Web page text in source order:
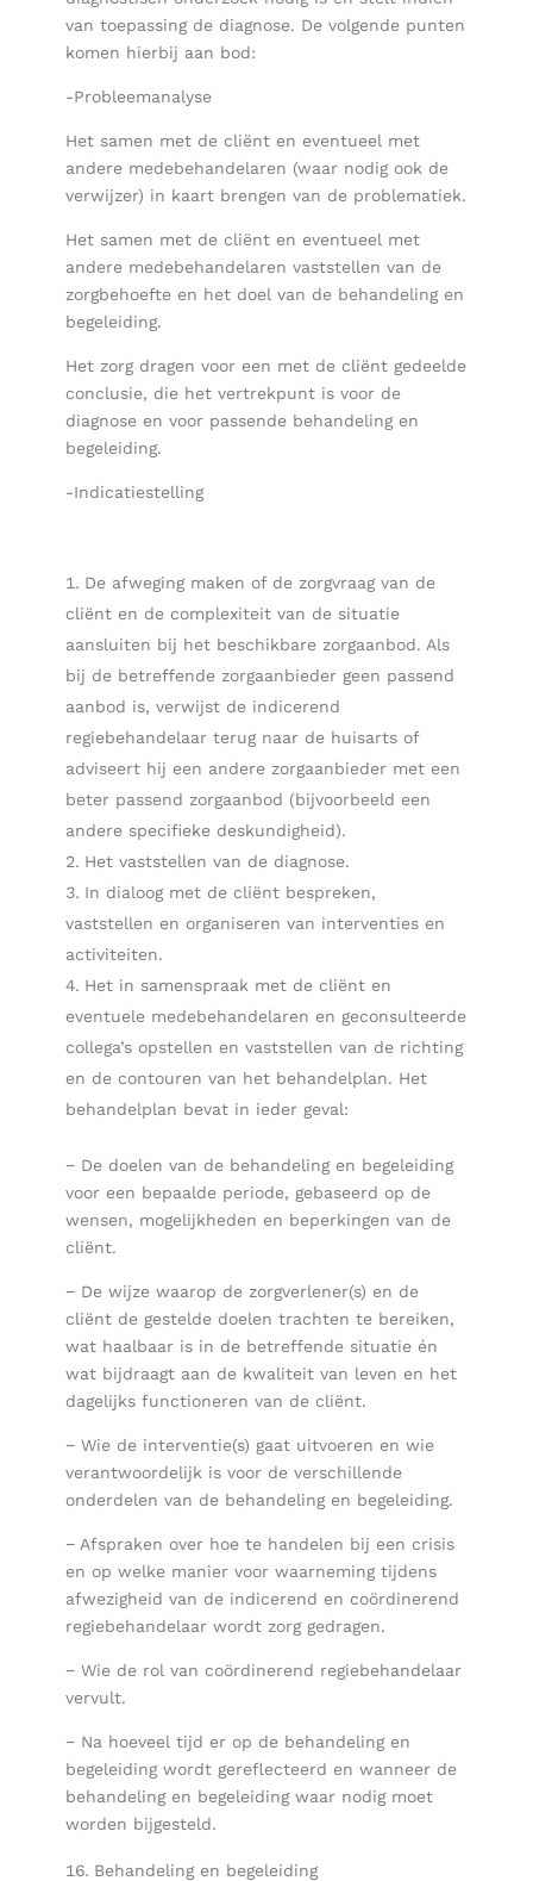
van toepassing de diagnose. De volgende punten
komen hierbij aan bod:
-Probleemanalyse
Het samen met de cliënt en eventueel met
andere medebehandelaren (waar nodig ook de
verwijzer) in kaart brengen van de problematiek.
Het samen met de cliënt en eventueel met
andere medebehandelaren vaststellen van de
zorgbehoefte en het doel van de behandeling en
begeleiding.
Het zorg dragen voor een met de cliënt gedeelde
conclusie, die het vertrekpunt is voor de
diagnose en voor passende behandeling en
begeleiding.
-Indicatiestelling
De afweging maken of de zorgvraag van de
cliënt en de complexiteit van de situatie
aansluiten bij het beschikbare zorgaanbod. Als
bij de betreffende zorgaanbieder geen passend
aanbod is, verwijst de indicerend
regiebehandelaar terug naar de huisarts of
adviseert hij een andere zorgaanbieder met een
beter passend zorgaanbod (bijvoorbeeld een
andere specifieke deskundigheid).
Het vaststellen van de diagnose.
In dialoog met de cliënt bespreken,
vaststellen en organiseren van interventies en
activiteiten.
Het in samenspraak met de cliënt en
eventuele medebehandelaren en geconsulteerde
collega’s opstellen en vaststellen van de richting
en de contouren van het behandelplan. Het
behandelplan bevat in ieder geval:
− De doelen van de behandeling en begeleiding
voor een bepaalde periode, gebaseerd op de
wensen, mogelijkheden en beperkingen van de
cliënt.
− De wijze waarop de zorgverlener(s) en de
cliënt de gestelde doelen trachten te bereiken,
wat haalbaar is in de betreffende situatie én
wat bijdraagt aan de kwaliteit van leven en het
dagelijks functioneren van de cliënt.
− Wie de interventie(s) gaat uitvoeren en wie
verantwoordelijk is voor de verschillende
onderdelen van de behandeling en begeleiding.
− Afspraken over hoe te handelen bij een crisis
en op welke manier voor waarneming tijdens
afwezigheid van de indicerend en coördinerend
regiebehandelaar wordt zorg gedragen.
− Wie de rol van coördinerend regiebehandelaar
vervult.
− Na hoeveel tijd er op de behandeling en
begeleiding wordt gereflecteerd en wanneer de
behandeling en begeleiding waar nodig moet
worden bijgesteld.
Behandeling en begeleiding